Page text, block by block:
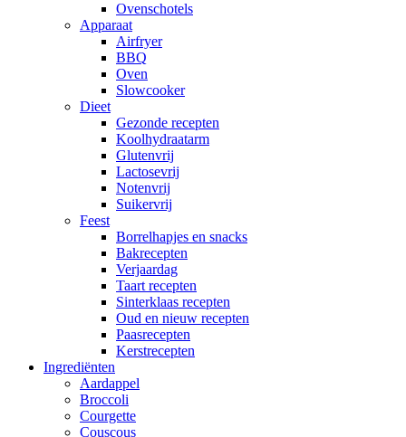
Ovenschotels
Apparaat
Airfryer
BBQ
Oven
Slowcooker
Dieet
Gezonde recepten
Koolhydraatarm
Glutenvrij
Lactosevrij
Notenvrij
Suikervrij
Feest
Borrelhapjes en snacks
Bakrecepten
Verjaardag
Taart recepten
Sinterklaas recepten
Oud en nieuw recepten
Paasrecepten
Kerstrecepten
Ingrediënten
Aardappel
Broccoli
Courgette
Couscous